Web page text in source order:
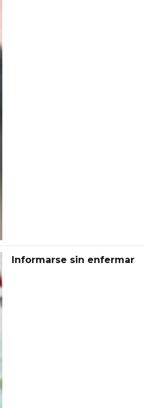
Informarse sin enfermar